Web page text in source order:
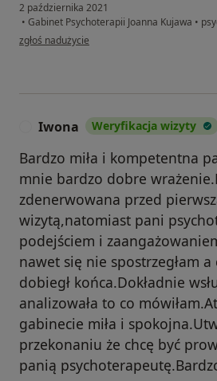
2 października 2021
• Gabinet Psychoterapii Joanna Kujawa •
w opinii użytkownika Joanna
zgłoś nadużycie
Iwona Weryfikacja wizyty
Bardzo miła i kompetentna
mnie bardzo dobre
zdenerwowana przed
wizytą,natomiast pani
podejściem i
nawet się nie spostrzegłam a
dobiegł końca.Dokładnie
analizowała to co
gabinecie miła i
przekonaniu że chcę być
panią